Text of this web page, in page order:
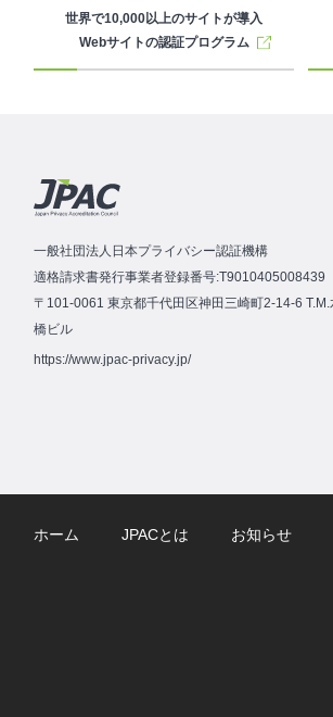
世界で10,000以上のサイトが導入
Webサイトの認証プログラム
一般社団法人日本プライバシー認証機構
適格請求書発行事業者登録番号:T9010405008439
〒101-0061 東京都千代田区神田三崎町2-14-6 T.M.
橋ビル
https://www.jpac-privacy.jp/
ホーム JPACとは お知らせ